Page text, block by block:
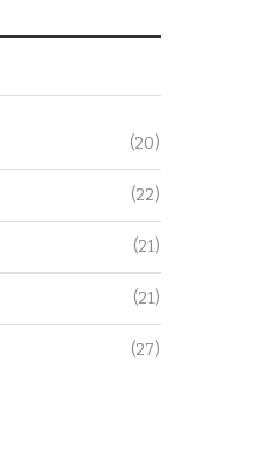
(20)
(22)
(21)
(21)
(27)